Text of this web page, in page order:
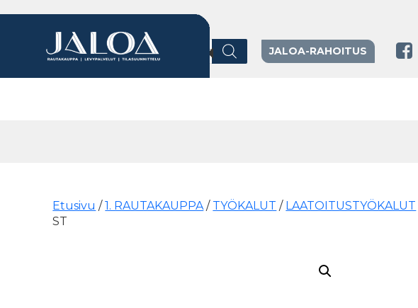
Products search
JALOA-RAHOITUS
Etusivu /1. RAUTAKAUPPA / TYÖKALUT / LAATOITUSTYÖKALUT
ST